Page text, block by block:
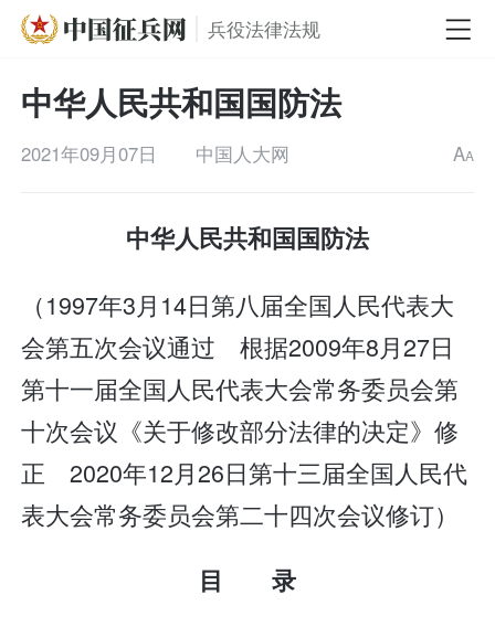
兵役法律法规
中华人民共和国国防法
2021年09月07日 中国人大网 AA
中华人民共和国国防法
（1997年3月14日第八届全国人民代表大
会第五次会议通过 根据2009年8月27日
第十一届全国人民代表大会常务委员会第
十次会议《关于修改部分法律的决定》修
正 2020年12月26日第十三届全国人民代
表大会常务委员会第二十四次会议修订）
目 录